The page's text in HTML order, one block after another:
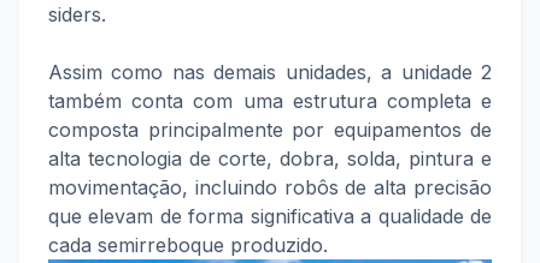
siders.
Assim como nas demais unidades, a unidade 2
também conta com uma estrutura completa e
composta principalmente por equipamentos de
alta tecnologia de corte, dobra, solda, pintura e
movimentação, incluindo robôs de alta precisão
que elevam de forma significativa a qualidade de
cada semirreboque produzido.